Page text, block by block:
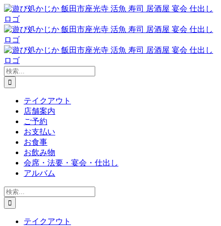
Skip
to
content
検
索
…
テイクアウト
店舗案内
ご予約
お支払い
お食事
お飲み物
会席・法要・宴会・仕出し
アルバム
検
索
…
テイクアウト